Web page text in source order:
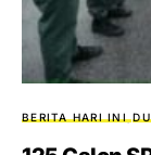
BERITA HARI INI